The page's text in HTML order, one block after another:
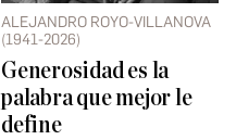
ALEJANDRO ROYO-VILLANOVA
(1941-2026)
Generosidad es la
palabra que mejor le
define